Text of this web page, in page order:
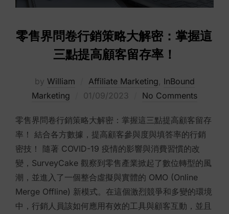
零售界問卷行銷策略大解密：掌握這
三點提高顧客留存率！
by William Affiliate Marketing InBound
Marketing
Posted
01/09/2023 No Comments
零售界問卷行銷策略大解密：掌握這三點提高顧客留存
率！ 結合各方數據，提高顧客參與度與填答率的行銷
密技！ 隨著 COVID-19 疫情的影響與消費習慣的改
變，SurveyCake 觀察到零售產業掀起了數位轉型的風
潮，並進入了一個整合虛擬與實體的 OMO (Online
Merge Offline) 新模式。在這個激烈競爭和多變的環境
中，行銷人員該如何應用有效的工具與顧客互動，並且